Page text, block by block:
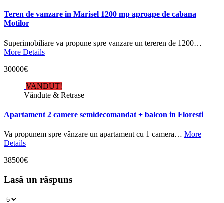
Teren de vanzare in Marisel 1200 mp aproape de cabana
Motilor
Superimobiliare va propune spre vanzare un tereren de 1200…
More Details
30000€
VANDUT!
Vândute & Retrase
Apartament 2 camere semidecomandat + balcon in Floresti
Va propunem spre vânzare un apartament cu 1 camera… More
Details
38500€
Lasă un răspuns